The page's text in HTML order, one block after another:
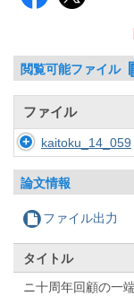
閲覧可能ファイル
ファイル
kaitoku_14_059
論文情報
ファイル出力
タイトル
ニ十周年回顧の一